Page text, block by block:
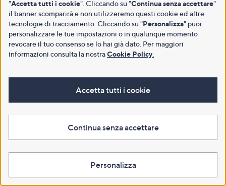
"Accetta tutti i cookie". Cliccando su "Continua senza accettare"
il banner scomparirà e non utilizzeremo questi cookie ed altre
tecnologie di tracciamento. Cliccando su "Personalizza" puoi
personalizzare le tue impostazioni o in qualunque momento
revocare il tuo consenso se lo hai già dato. Per maggiori
informazioni consulta la nostraCookie Policy
Accetta tutti i cookie
Continua senza accettare
Personalizza